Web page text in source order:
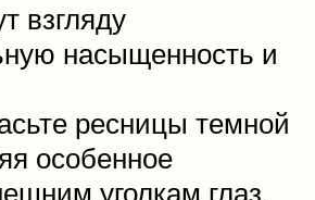
взгляду
насыщенность и
ресницы темной
особенное
уголкам глаз.